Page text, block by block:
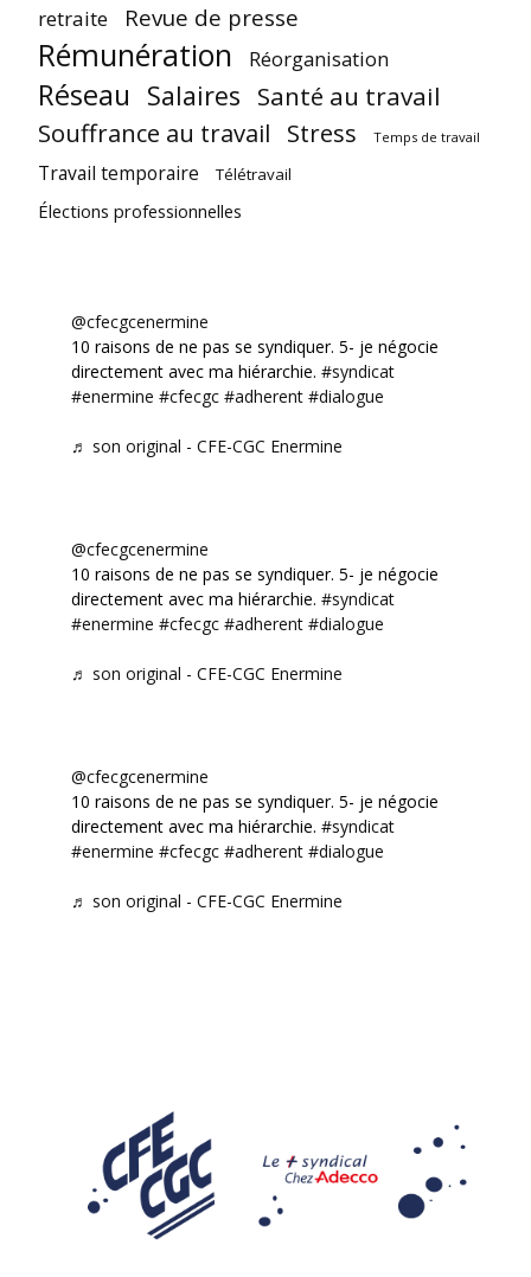
retraite Revue de presse
Rémunération Réorganisation
Réseau Salaires Santé au travail
Souffrance au travail Stress Temps de travail
Travail temporaire Télétravail
Élections professionnelles
@cfecgcenermine
10 raisons de ne pas se syndiquer. 5- je négocie
directement avec ma hiérarchie. #syndicat
#enermine #cfecgc #adherent #dialogue
♬ son original - CFE-CGC Enermine
@cfecgcenermine
10 raisons de ne pas se syndiquer. 5- je négocie
directement avec ma hiérarchie. #syndicat
#enermine #cfecgc #adherent #dialogue
♬ son original - CFE-CGC Enermine
@cfecgcenermine
10 raisons de ne pas se syndiquer. 5- je négocie
directement avec ma hiérarchie. #syndicat
#enermine #cfecgc #adherent #dialogue
♬ son original - CFE-CGC Enermine